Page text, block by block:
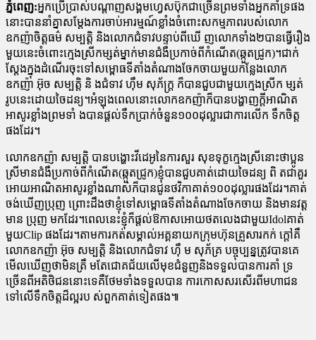
ភ្នំពេញ:អ្នកប្រើប្រាស់បណ្តាញសង្គមហ្វេសប៊ុកជាច្រើនព្រមទាំងអ្នកគាំទ្រផង
នោះបាននាំគ្នាសម្តែងការចាប់អារម្មណ៍ខ្លាំងចំពោះសកម្មភាពរបស់លោក
ឧកញ៉ាចិត្តធម៌ សម្បត្តិ និងលោកជំទាវបន្ទាប់ពីឃើ ញលោកទាំង២បានធ្វើរឿង
មួយនេះចំពោះក្មេងស្រីកម្សត់ម្នាក់មានជំងឺប្រកាច់ពីកំណើត(ឆ្កួតជ្រូក)។ជាក់
ស្តែងក្នុងដំណើរចុះទៅសម្ពោធទីតាំងតំណាងចែកចាយមួយកន្លែងលោក
ឧកញ៉ា អ៊ុច សម្បត្តិ និ ងជំទាវ ហ៊ឹម សុភ័ក្រ្ត ក៏បានជួបជាមួយក្មេងស្រីក ម្សត់
រូបនេះដោយចៃដន្យ។អំឡុងពេលនោះលោកឧកញ៉ាក៏បានបង្ហាញក្តីអាណិត
អាសូរខ្លាំងព្រមទាំ ងបានផ្តល់ទឹកប្រាក់ចំនួន១០០ដុល្លារជាការលើក ទឹកចិត្ត
ផងដែរ។
លោកឧកញ៉ា សម្បត្តិ បានបង្ហោះវីដេអូនៃការសួរ សុខទុក្ខក្មេងស្រីនោះថាប្អូន
ស្រីមានជំងឺប្រកាច់ពីកំណើត(ឆ្កួតជ្រូក)ខ្ញុំបានជួបគាត់ដោយចៃដន្យ ពិ តជាគួរ
អោយអាណិតអាសូរខ្លាំងណាស់ក៏បានជូនថវិកាគាត់១០០ដុល្លារផងដែរ។គាត់
ចង់ឃើញប្រុញ ព្រោះដឹងថាខ្ញុំទៅសម្ពោធទីតាំងតំណាងចែកចាយ និងមានវត្ត
មាន ប្រុញ មកដែរ។ពេលនេះខ្ញុំក៏ផ្តល់ឱកាសអោយថតលេងជាមួយIdolគាត់
មួយClip ផងដែរ។តាមការកត់សម្គាល់អគ្គនាយកក្រុមហ៊ុនគ្រួសារកក់ ក្តៅគឺ
លោកឧកញ៉ា អ៊ុច សម្បត្តិ និងលោកជំទាវ ហ៊ឹ ម សុភ័គ្រ បច្ចុប្បន្នត្រូវបានគេ
មើលឃើញថាមិនត្រឹ មតែជោគជ័យលើមុខជំនួញនិងទទួលបានការគាំ ទ្រ
ច្រើនពីអតិថិជននោះទេគឺថែមទាំងទទួលបាន ការកោសសរសើរពីមហាជន
ទៅលើទឹកចិត្តដ៏ល្អរប ស់ពួកគាត់ទៀតផង៕